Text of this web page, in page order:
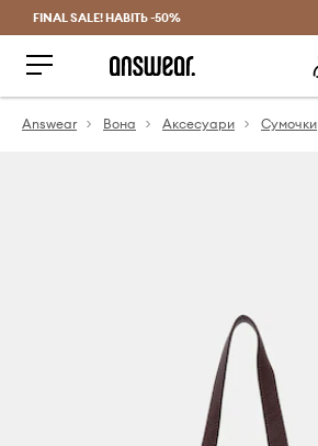
Заощаджуй з Answear Club
FINAL SALE! НАВІТЬ -50%
Answear Вона Аксесуари Сумочки